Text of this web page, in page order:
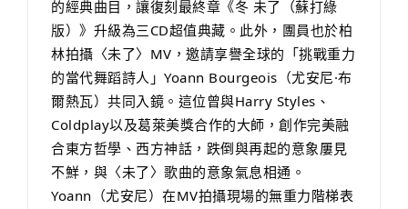
的經典曲目，讓復刻最終章《冬 未了（蘇打綠
版）》升級為三CD超值典藏。此外，團員也於柏
林拍攝〈未了〉MV，邀請享譽全球的「挑戰重力
的當代舞蹈詩人」Yoann Bourgeois（尤安尼·布
爾熱瓦）共同入鏡。這位曾與Harry Styles、
Coldplay以及葛萊美獎合作的大師，創作完美融
合東方哲學、西方神話，跌倒與再起的意象屢見
不鮮，與〈未了〉歌曲的意象氣息相通。
Yoann（尤安尼）在MV拍攝現場的無重力階梯表